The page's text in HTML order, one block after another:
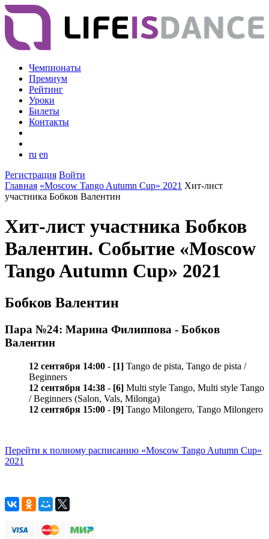
Чемпионаты
Премиум
Рейтинг
Уроки
Билеты
Контакты
ru en
Регистрация Войти
Главная «Moscow Tango Autumn Cup» 2021 Хит-лист
участника Бобков Валентин
Хит-лист участника Бобков
Валентин. Событие «Moscow
Tango Autumn Cup» 2021
Бобков Валентин
Пара №24: Марина Филиппова - Бобков
Валентин
12 сентября 14:00 - [1] Tango de pista, Tango de pista /
Beginners
12 сентября 14:38 - [6] Multi style Tango, Multi style Tango
/ Beginners (Salon, Vals, Milonga)
12 сентября 15:00 - [9] Tango Milongero, Tango Milongero
Перейти к полному расписанию «Moscow Tango Autumn Cup»
2021